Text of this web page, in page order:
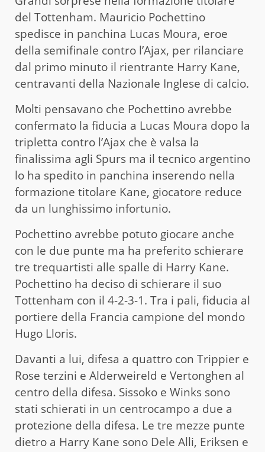
del Tottenham. Mauricio Pochettino
spedisce in panchina Lucas Moura, eroe
della semifinale contro l’Ajax, per rilanciare
dal primo minuto il rientrante Harry Kane,
centravanti della Nazionale Inglese di calcio.
Molti pensavano che Pochettino avrebbe
confermato la fiducia a Lucas Moura dopo la
tripletta contro l’Ajax che è valsa la
finalissima agli Spurs ma il tecnico argentino
lo ha spedito in panchina inserendo nella
formazione titolare Kane, giocatore reduce
da un lunghissimo infortunio.
Pochettino avrebbe potuto giocare anche
con le due punte ma ha preferito schierare
tre trequartisti alle spalle di Harry Kane.
Pochettino ha deciso di schierare il suo
Tottenham con il 4-2-3-1. Tra i pali, fiducia al
portiere della Francia campione del mondo
Hugo Lloris.
Davanti a lui, difesa a quattro con Trippier e
Rose terzini e Alderweireld e Vertonghen al
centro della difesa. Sissoko e Winks sono
stati schierati in un centrocampo a due a
protezione della difesa. Le tre mezze punte
dietro a Harry Kane sono Dele Alli, Eriksen e